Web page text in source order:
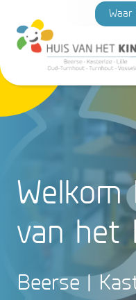
van het
Beerse |